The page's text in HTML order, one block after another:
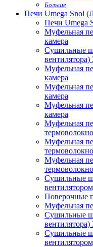
Больше
Печи Umega Snol
Печи Umega
Муфельная
камера
Сушильные
вентилятора)
Муфельная
камера
Муфельная
камера
Муфельная
камера
Муфельная
термоволокно
Муфельная
термоволокно
Муфельная
термоволокно
Сушильные
Поверочные
Муфельная
Сушильные
вентилятора)
Сушильные